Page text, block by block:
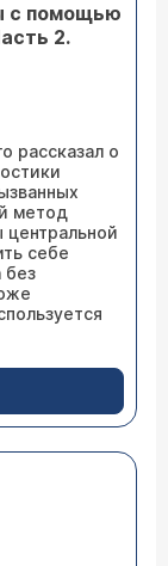
с помощью
2.
рассказал о
метод
центральной
себе
без